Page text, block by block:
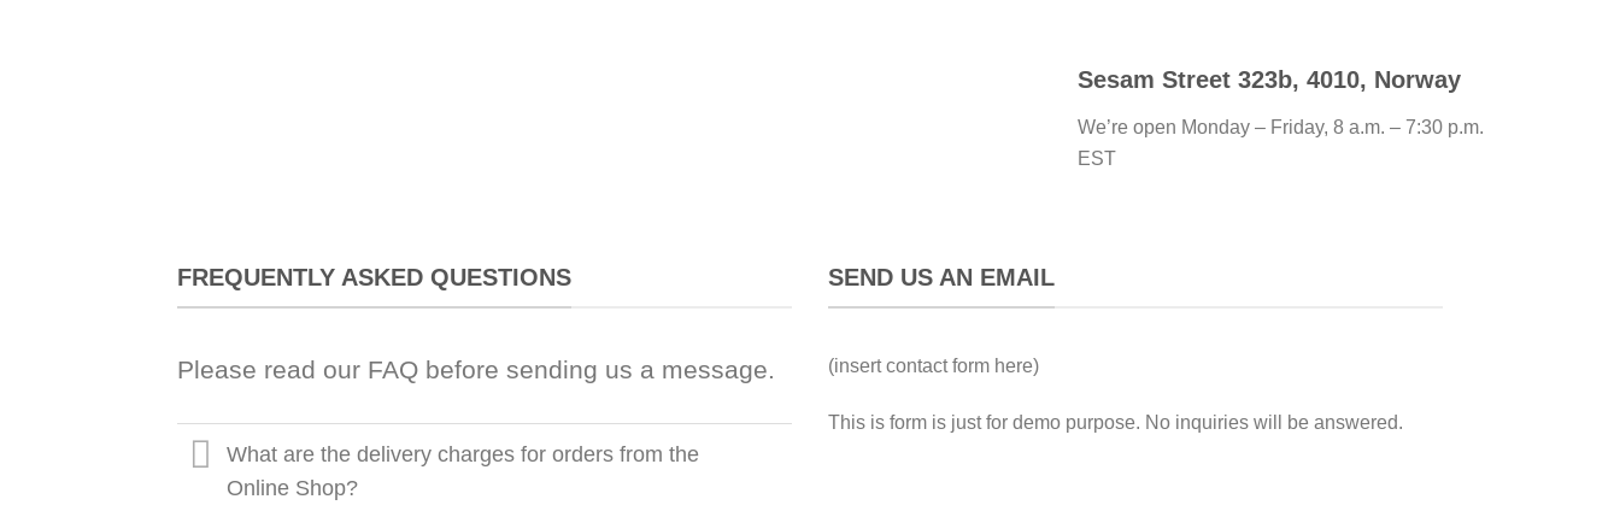
Sesam Street 323b, 4010, Norway
We’re open Monday – Friday, 8 a.m. – 7:30 p.m.
EST
FREQUENTLY ASKED QUESTIONS
Please read our FAQ before sending us a message.
What are the delivery charges for orders from the
Online Shop?
SEND US AN EMAIL
(insert contact form here)
This is form is just for demo purpose. No inquiries will be answered.